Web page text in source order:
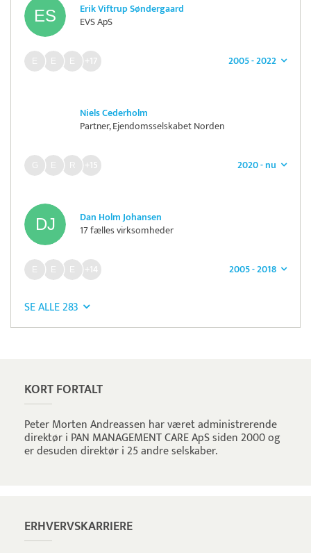
Erik Viftrup Søndergaard
EVS ApS
2005 - 2022
+17
Niels Cederholm
Partner, Ejendomsselskabet Norden
2020 - nu
+15
Dan Holm Johansen
17 fælles virksomheder
2005 - 2018
+14
SE ALLE 283
KORT FORTALT
Peter Morten Andreassen har været administrerende
direktør i PAN MANAGEMENT CARE ApS siden 2000 og
er desuden direktør i 25 andre selskaber.
ERHVERVSKARRIERE